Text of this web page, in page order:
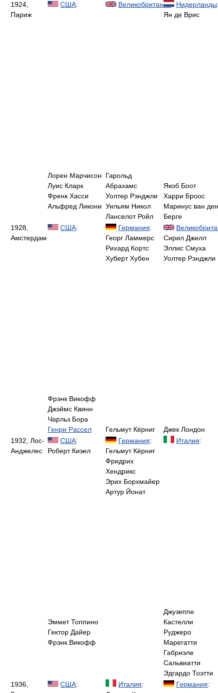
1924,
Париж
США:
Лорен Марчисон
Луис Кларк
Френк Хасси
Альфред Ликони
Великобритания:
Гарольд
Абрахамс
Уолтер Рэнджли
Уильям Никол
Ланселот Ройл
Нидерланды
Ян де Врис
Якоб Боот
Харри Броос
Маринус ван ден
Берге
1928,
Амстердам
США:
Фрэнк Викофф
Джэймс Квинн
Чарльз Бора
Генри Рассел
Германия:
Георг Ламмерс
Рихард Кортс
Хуберт Хубен
Гельмут Кёрниг
Сирил Джилл
Эллис Смуха
Уолтер Рэнджли
Джек Лондон
1932, Лос-
Анджелес
США:
Роберт Кизел
Эммет Топпино
Гектор Дайер
Фрэнк Викофф
Германия:
Гельмут Кёрниг
Фридрих
Хендрикс
Эрих Борхмайер
Артур Йонат
Италия:
Джузеппе
Кастелли
Руджеро
Марегатти
Габриэле
Сальвиатти
Эдгардо Тоэтти
1936,
США: Италия:
Германия: